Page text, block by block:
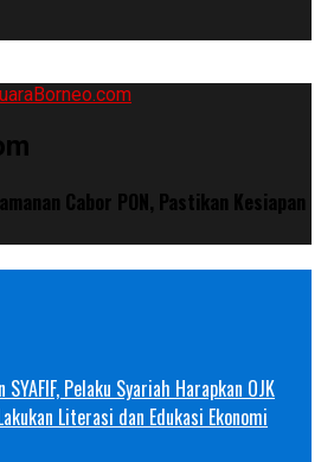
Cabor PON, Pastikan Kesiapan
SYAFIF, Pelaku Syariah Harapkan OJK
Literasi dan Edukasi Ekonomi